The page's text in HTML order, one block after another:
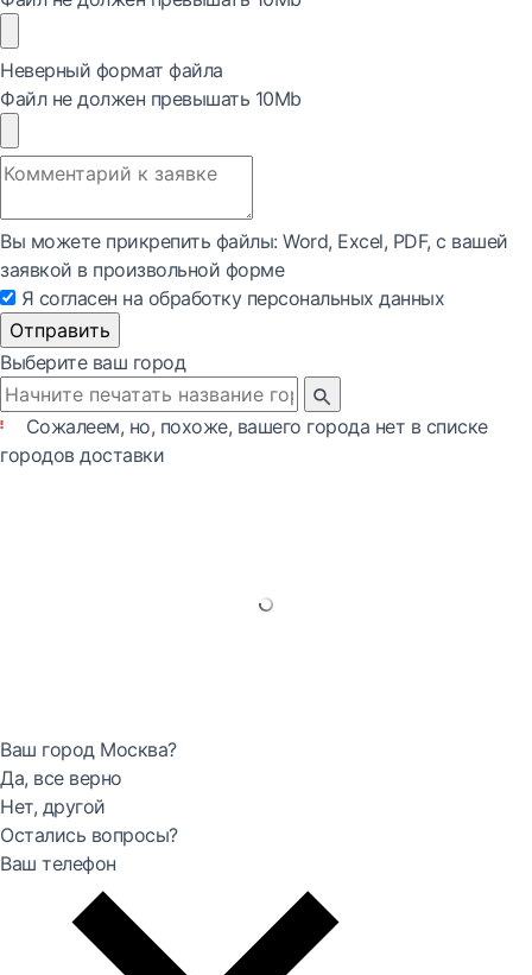
Неверный формат файла
Файл не должен превышать 10Mb
Вы можете прикрепить файлы: Word, Exсel, PDF, с вашей
заявкой в произвольной форме
Я согласен на обработку персональных данных
Отправить
Выберите ваш город
Сожалеем, но, похоже, вашего города нет в списке
городов доставки
Ваш город Москва?
Да, все верно
Нет, другой
Остались вопросы?
Ваш телефон